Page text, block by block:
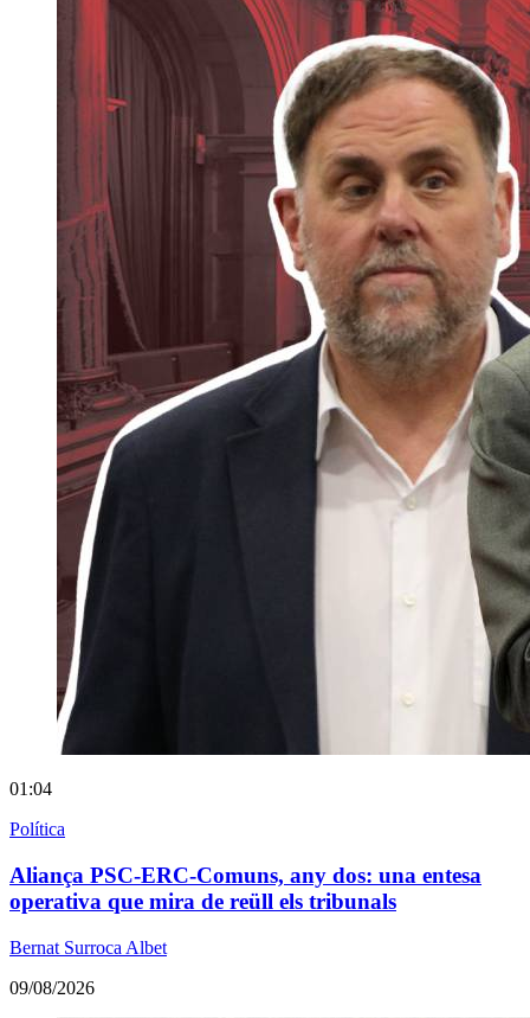
01:04
Política
Aliança PSC-ERC-Comuns, any dos: una entesa
operativa que mira de reüll els tribunals
Bernat Surroca Albet
09/08/2026